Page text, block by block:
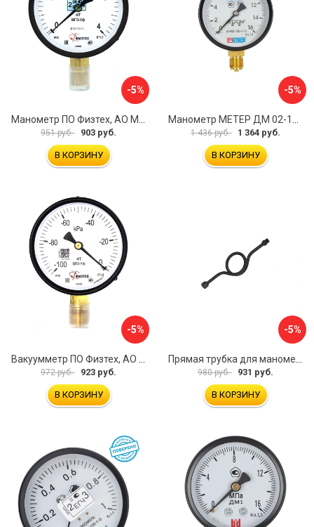
-5%
951 руб. 903 руб.
В КОРЗИНУ
-5%
1 436 руб. 1 364 руб.
В КОРЗИНУ
-5%
972 руб. 923 руб.
В КОРЗИНУ
-5%
980 руб. 931 руб.
В КОРЗИНУ